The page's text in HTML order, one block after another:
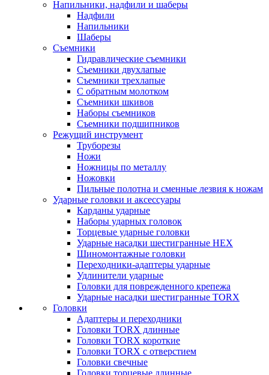
Напильники, надфили и шаберы
Надфили
Напильники
Шаберы
Съемники
Гидравлические съемники
Съемники двухлапые
Съемники трехлапые
С обратным молотком
Съемники шкивов
Наборы съемников
Съемники подшипников
Режущий инструмент
Труборезы
Ножи
Ножницы по металлу
Ножовки
Пильные полотна и сменные лезвия к ножам
Ударные головки и аксессуары
Карданы ударные
Наборы ударных головок
Торцевые ударные головки
Ударные насадки шестигранные HEX
Шиномонтажные головки
Переходники-адаптеры ударные
Удлинители ударные
Головки для поврежденного крепежа
Ударные насадки шестигранные TORX
Головки
Адаптеры и переходники
Головки TORX длинные
Головки TORX короткие
Головки TORX с отверстием
Головки свечные
Головки торцевые длинные